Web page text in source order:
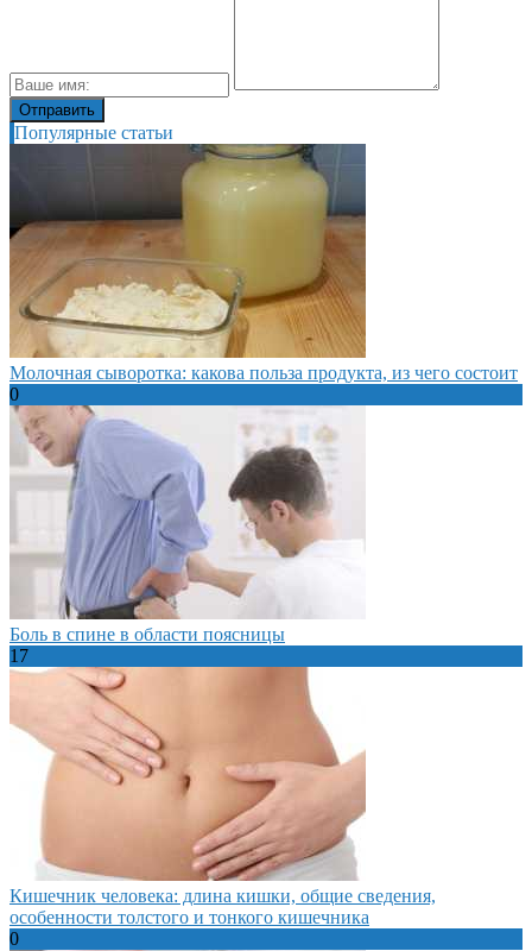
Популярные статьи
Молочная сыворотка: какова польза продукта, из чего состоит
0
Боль в спине в области поясницы
17
Кишечник человека: длина кишки, общие сведения,
особенности толстого и тонкого кишечника
0